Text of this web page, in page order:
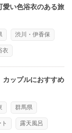
愛い色浴衣のある旅
渋川・伊香保
衣
カップルにおすすめ
群馬県
露天風呂